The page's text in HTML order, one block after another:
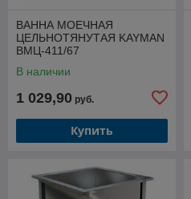
ВАННА МОЕЧНАЯ
ЦЕЛЬНОТЯНУТАЯ KAYMAN
ВМЦ-411/67
В наличии
1 029,90 руб.
Купить